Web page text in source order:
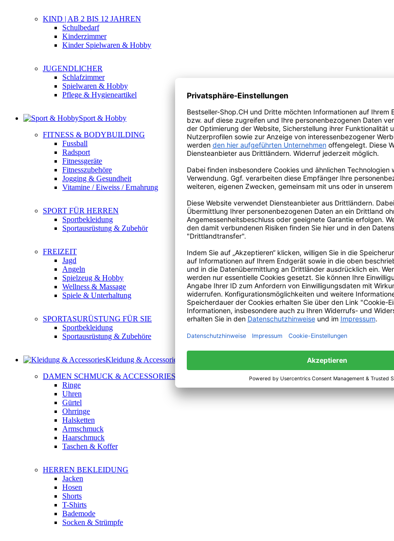
KIND | AB 2 BIS 12 JAHREN
Schulbedarf
Kinderzimmer
Kinder Spielwaren & Hobby
JUGENDLICHER
Schlafzimmer
Spielwaren & Hobby
Pflege & Hygieneartikel
Sport & Hobby
FITNESS & BODYBUILDING
Fussball
Radsport
Fitnessgeräte
Fitnesszubehöre
Jogging & Gesundheit
Vitamine / Eiweiss / Ernahrung
SPORT FÜR HERREN
Sportbekleidung
Sportausrüstung & Zubehör
FREIZEIT
Jagd
Angeln
Spielzeug & Hobby
Wellness & Massage
Spiele & Unterhaltung
SPORTASURÜSTUNG FÜR SIE
Sportbekleidung
Sportausrüstung & Zubehöre
Kleidung & Accessories
DAMEN SCHMUCK & ACCESSORIES
Ringe
Uhren
Gürtel
Ohrringe
Halsketten
Armschmuck
Haarschmuck
Taschen & Koffer
HERREN BEKLEIDUNG
Jacken
Hosen
Shorts
T-Shirts
Bademode
Socken & Strümpfe